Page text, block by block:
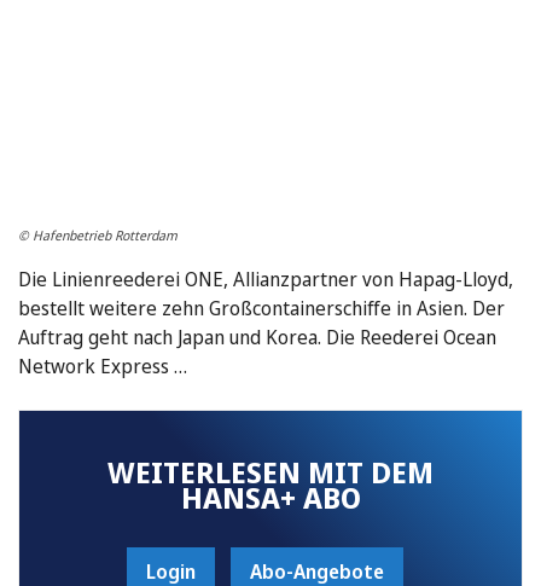
© Hafenbetrieb Rotterdam
Die Linienreederei ONE, Allianzpartner von Hapag-Lloyd,
bestellt weitere zehn Großcontainerschiffe in Asien. Der
Auftrag geht nach Japan und Korea. Die Reederei Ocean
Network Express …
WEITERLESEN MIT DEM
HANSA+ ABO
Login Abo-Angebote